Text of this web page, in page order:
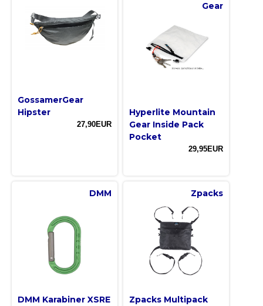
GossamerGear
Hipster
27,90EUR
Gear
Hyperlite Mountain
Gear Inside Pack
Pocket
29,95EUR
DMM
DMM Karabiner XSRE
Zpacks
Zpacks Multipack